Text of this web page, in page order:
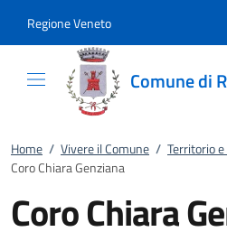
Regione Veneto
Comune di
Home / Vivere il Comune / Territorio
Coro Chiara Genziana
Coro Chiara